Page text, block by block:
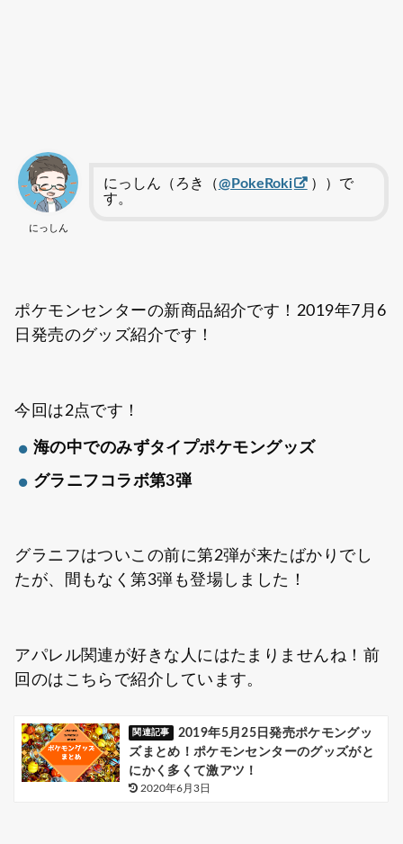
にっしん
にっしん（ろき（@PokeRoki
））で
す。
ポケモンセンターの新商品紹介です！2019年7月6
日発売のグッズ紹介です！
今回は2点です！
海の中でのみずタイプポケモングッズ
グラニフコラボ第3弾
グラニフはついこの前に第2弾が来たばかりでし
たが、間もなく第3弾も登場しました！
アパレル関連が好きな人にはたまりませんね！前
回のはこちらで紹介しています。
2019年5月25日発売ポケモングッ
ズまとめ！ポケモンセンターのグッズがと
にかく多くて激アツ！
2020年6月3日